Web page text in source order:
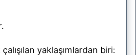
yaklaşımlardan biri: